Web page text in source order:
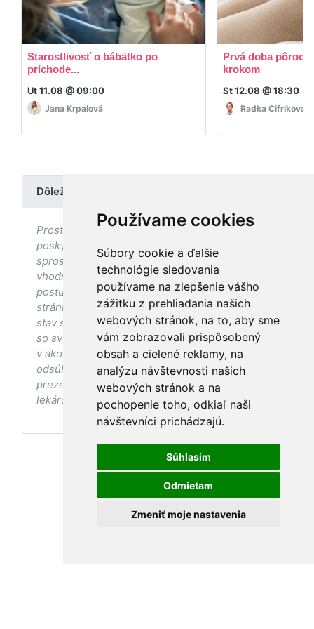
Používame cookies
Súbory cookie a ďalšie
technológie sledovania
používame na zlepšenie vášho
zážitku z prehliadania našich
webových stránok, na to, aby sme
vám zobrazovali prispôsobený
obsah a cielené reklamy, na
analýzu návštevnosti našich
webových stránok a na
pochopenie toho, odkiaľ naši
návštevníci prichádzajú.
Súhlasím
Odmietam
Zmeniť moje nastavenia
Starostlivosť o bábätko po
príchode...
Ut 11.08 @ 09:00
Jana Krpalová
Prvá doba
krokom
St 12.08 @ 18:30
Radka Cifriková
Dôležité upozornenie
Prostredníctvom stránky nedochádza k
poskytovaniu zdravotnej starostlivosti, ani k jej
sprostredkovaniu, ani k jej nahrádzaniu. O
vhodných postupoch v oblasti zdravia, vhodnosti
postupov a odporúčaní prezentovaných na
stránke s ohľadom na Váš zdravotný
stav sa pred ich aplikáciou vždy vopred poraďte
so svojím ošetrujúcim lekárom, a to najmä ak ste
v akomkoľvek štádiu tehotenstva. Bez
odsúhlasenia postupov a odporúčaní
prezentovaných na stránke Vaším ošetrujúcim
lekárom tieto postupy a odporúčania neaplikujte.